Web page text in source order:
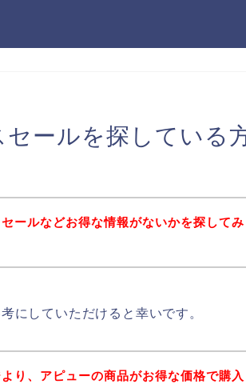
ールを探している
ールなどお得な情報がないかを探してみ
にしていただけると幸いです。
り、アピューの商品がお得な価格で購入